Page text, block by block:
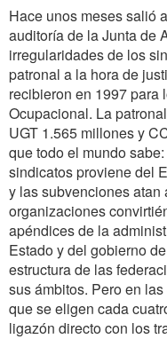
Hace unos meses salió
auditoría de la Junta de
irregularidades de los
patronal a la hora de
recibieron en 1997 para
Ocupacional. La
UGT 1.565 millones y
que todo el mundo
sindicatos proviene del
y las subvenciones atan
organizaciones
apéndices de la
Estado y del gobierno
estructura de las
sus ámbitos. Pero en
que se eligen cada
ligazón directo con los